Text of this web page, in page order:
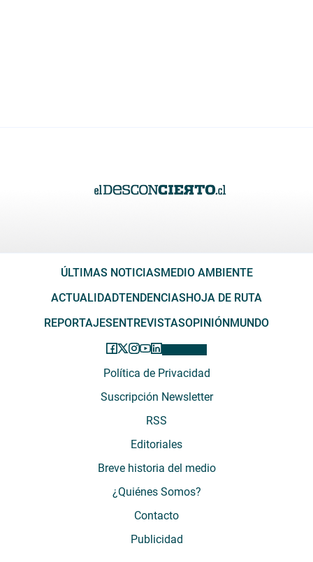
ÚLTIMAS NOTICIASMEDIO AMBIENTE
ACTUALIDADTENDENCIASHOJA DE RUTA
REPORTAJESENTREVISTASOPINIÓNMUNDO
Política de Privacidad
Suscripción Newsletter
RSS
Editoriales
Breve historia del medio
¿Quiénes Somos?
Contacto
Publicidad